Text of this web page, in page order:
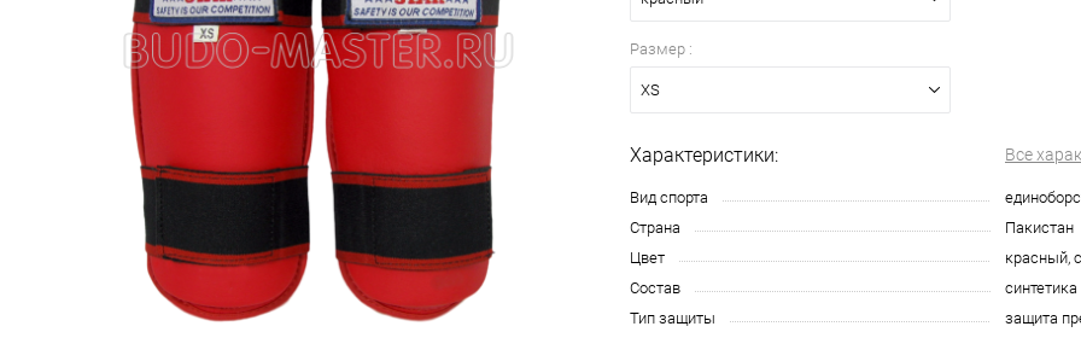
Размер :
XS
Характеристики: Все
Вид спорта
Страна
Пакистан
Цвет
красный,
Состав
синтетика
Тип защиты
защита